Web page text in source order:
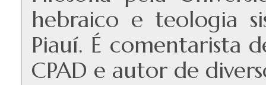
hebraico e teologia
Piauí. É comentarista
CPAD e autor de